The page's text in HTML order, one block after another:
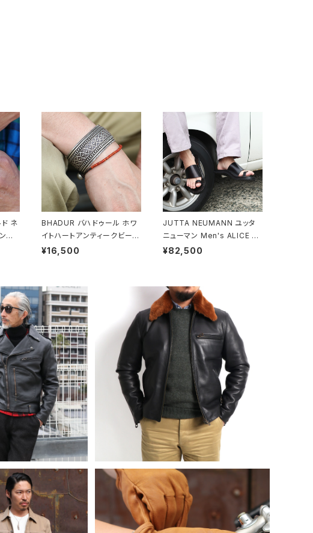
ネ
マ
15
BHADUR バハドゥール ホワ
イトハートアンティークビーズ
ブレスレット 金赤 #b126 日
¥16,500
JUTTA NEUMANN ユッタ
ニューマン Men's ALICE R
OUND アリス ラウンド サン
¥82,500
シャングリ
レザージャケ
ック
SHANGRI-LA HERITAGE シャングリ
ラヘリテージ ファーカラー“VARENN
E” レザージャケット 全2色
¥104,500